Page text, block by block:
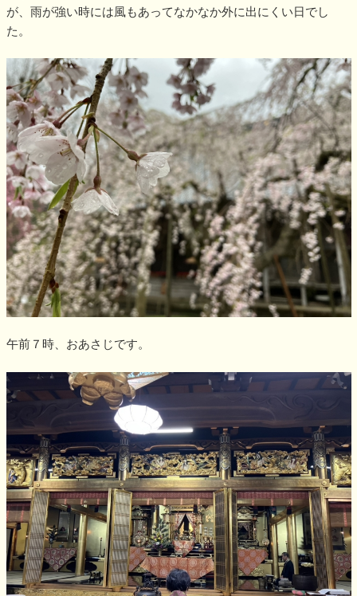
が、雨が強い時には風もあってなかなか外に出にくい日でし
た。
午前７時、おあさじです。